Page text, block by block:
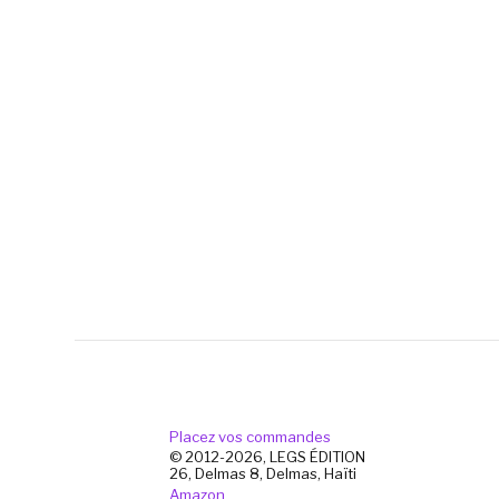
Placez vos commandes
© 2012-2026, LEGS ÉDITION
26, Delmas 8, Delmas, Haïti
Amazon